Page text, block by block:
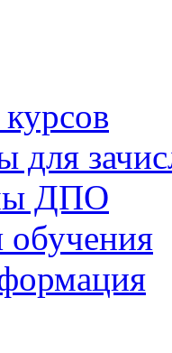
для
ДПО